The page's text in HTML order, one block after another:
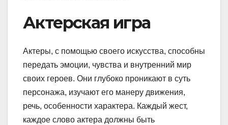
Актерская игра
Актеры, с помощью своего искусства, способны
передать эмоции, чувства и внутренний мир
своих героев. Они глубоко проникают в суть
персонажа, изучают его манеру движения,
речь, особенности характера. Каждый жест,
каждое слово актера должны быть